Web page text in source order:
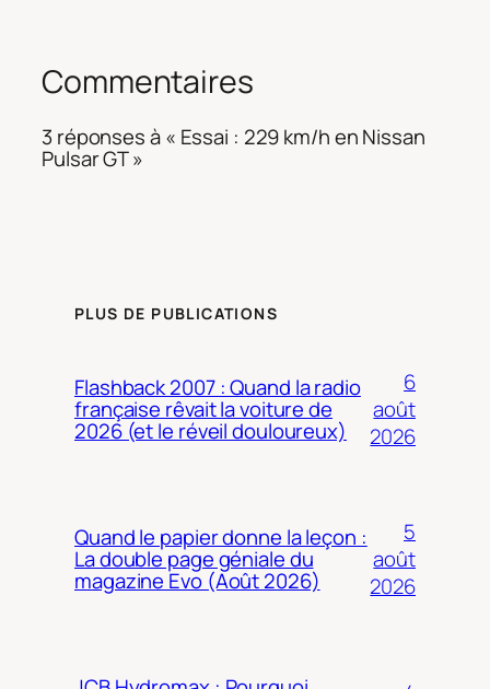
Commentaires
3 réponses à « Essai : 229 km/h en Nissan
Pulsar GT »
PLUS DE PUBLICATIONS
Flashback 2007 : Quand la radio
française rêvait la voiture de
2026 (et le réveil douloureux)
6
août
2026
Quand le papier donne la leçon :
La double page géniale du
magazine Evo (Août 2026)
5
août
2026